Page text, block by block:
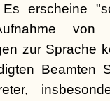
Es erscheine
zur Sprache
Beamten